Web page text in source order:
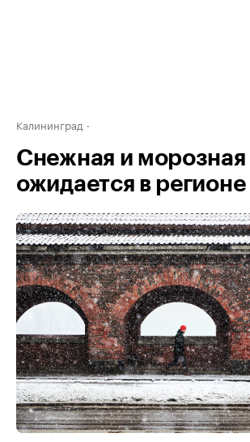
Калининград
Снежная и морозная
ожидается в регионе